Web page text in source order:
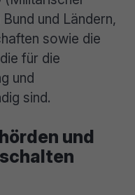
und Ländern,
sowie die
für die
und
sind.
und